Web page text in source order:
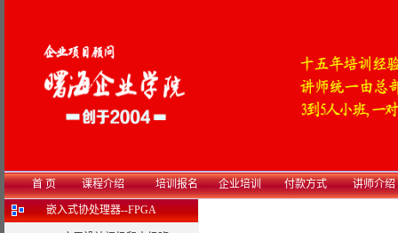
首 页 课程介绍 培训报名 企业培训 付款方式 讲师介绍
嵌入式协处理器--FPGA